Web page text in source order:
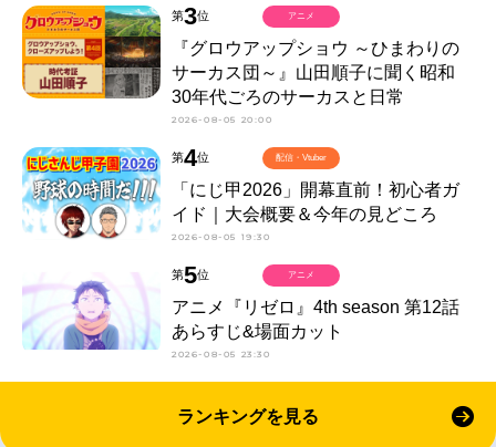
第3位
『グロウアップショウ ～ひまわりの
サーカス団～』山田順子に聞く昭和
30年代ごろのサーカスと日常
2026-08-05 20:00
アニメ
第4位
「にじ甲2026」開幕直前！初心者ガ
イド｜大会概要＆今年の見どころ
2026-08-05 19:30
配信・Vtuber
第5位
アニメ『リゼロ』4th season 第12話
あらすじ&場面カット
2026-08-05 23:30
アニメ
ランキングを見る